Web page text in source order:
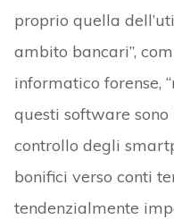
proprio quella
ambito bancari”,
informatico forense,
questi software
controllo degli
bonifici verso conti
tendenzialmente